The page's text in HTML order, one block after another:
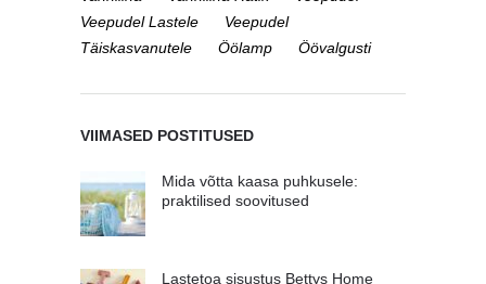
Veepudel Lastele
Veepudel
Täiskasvanutele
Öölamp Öövalgusti
VIIMASED POSTITUSED
Mida võtta kaasa puhkusele:
praktilised soovitused
Lastetoa sisustus Bettys Home